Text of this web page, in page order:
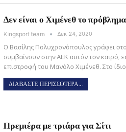
Δεν είναι ο Χιμένεθ το
Kingsport team Δεκ 24, 2020
Ο Βασίλης Πολυχρονόπουλος γράφει
συμβαίνουν στην ΑΕΚ αυτόν τον καιρό,
επιστροφή του Μανόλο Χιμένεθ. Στο
ΔΙΑΒΑΣΤΕ ΠΕΡΙΣΣΟΤΕΡΑ...
Πρεμιέρα με τριάρα για Σίτι